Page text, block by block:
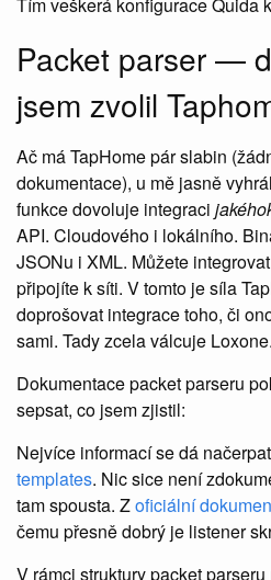
Packet parser —
jsem zvolil
Ač má TapHome pár slabin
dokumentace), u mě jasně
funkce dovoluje integraci
API. Cloudového i lokálního.
JSONu i XML. Můžete
připojíte k síti. V tomto je síla
doprošovat integrace toho, či
sami. Tady zcela válcuje Loxone.
Dokumentace packet parseru
sepsat, co jsem zjistil:
Nejvíce informací se dá
templates. Nic sice není
tam spousta. Zoficiální
čemu přesně dobrý je listener
V rámci struktury packet